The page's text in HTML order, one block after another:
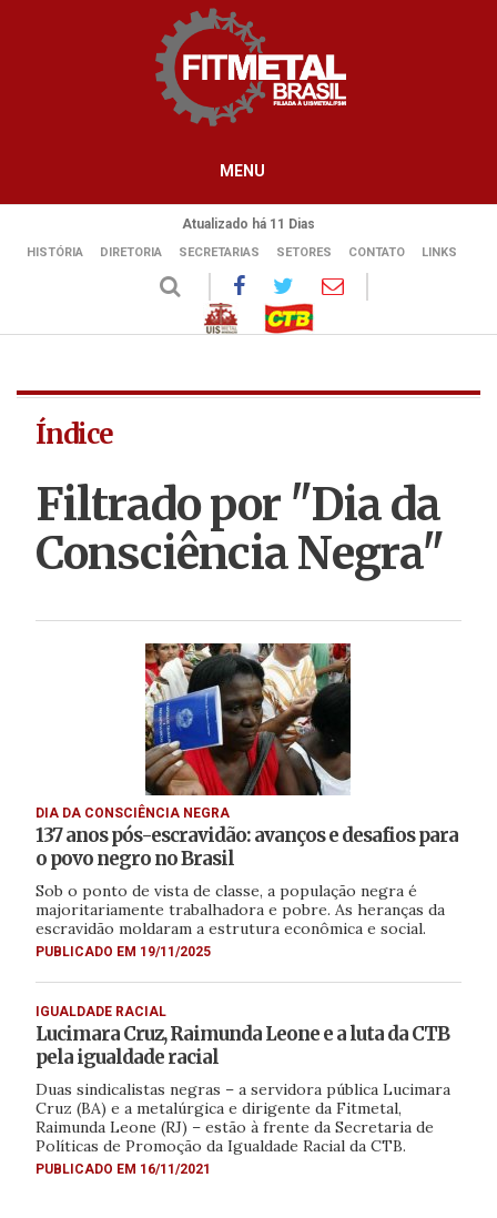
MENU
Atualizado há 11 Dias
HISTÓRIA DIRETORIA SECRETARIAS SETORES CONTATO LINKS
Índice
Filtrado por "Dia da
Consciência Negra"
DIA DA CONSCIÊNCIA NEGRA
137 anos pós-escravidão: avanços e desafios para
o povo negro no Brasil
Sob o ponto de vista de classe, a população negra é
majoritariamente trabalhadora e pobre. As heranças da
escravidão moldaram a estrutura econômica e social.
PUBLICADO EM 19/11/2025
IGUALDADE RACIAL
Lucimara Cruz, Raimunda Leone e a luta da CTB
pela igualdade racial
Duas sindicalistas negras – a servidora pública Lucimara
Cruz (BA) e a metalúrgica e dirigente da Fitmetal,
Raimunda Leone (RJ) – estão à frente da Secretaria de
Políticas de Promoção da Igualdade Racial da CTB.
PUBLICADO EM 16/11/2021